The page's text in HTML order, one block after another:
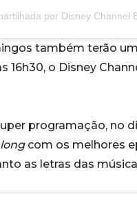
por Disney Channel
também terão
16h30, o Disney
programação, no
com os melhores
as letras das